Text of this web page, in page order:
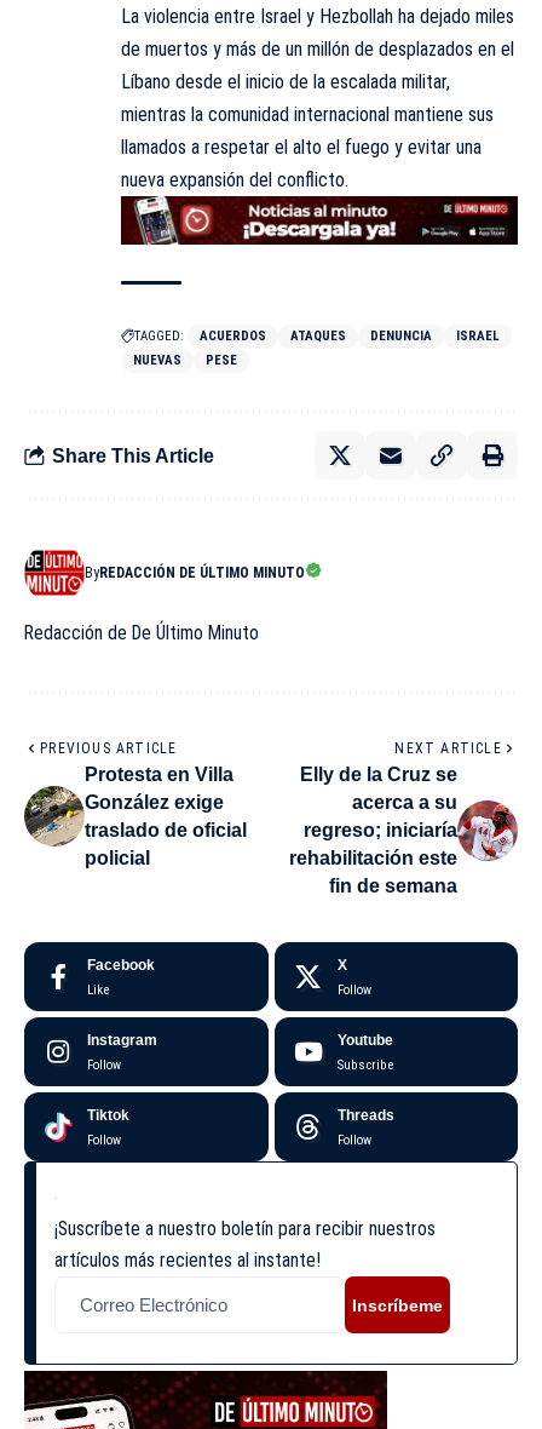
La violencia entre Israel y Hezbollah ha dejado miles
de muertos y más de un millón de desplazados en el
Líbano desde el inicio de la escalada militar,
mientras la comunidad internacional mantiene sus
llamados a respetar el alto el fuego y evitar una
nueva expansión del conflicto.
TAGGED: ACUERDOS ATAQUES DENUNCIA
ISRAEL
NUEVAS
PESE
Share This Article
ByREDACCIÓN DE ÚLTIMO MINUTO
Redacción de De Último Minuto
PREVIOUS ARTICLE
Protesta en Villa
González exige
traslado de oficial
policial
NEXT ARTICLE
Elly de la Cruz se
acerca a su
regreso; iniciaría
rehabilitación este
fin de semana
Facebook
Like
X
Follow
Instagram
Follow
Youtube
Subscribe
Tiktok
Follow
Threads
Follow
¡Suscríbete a nuestro boletín para recibir nuestros
artículos más recientes al instante!
Inscríbeme